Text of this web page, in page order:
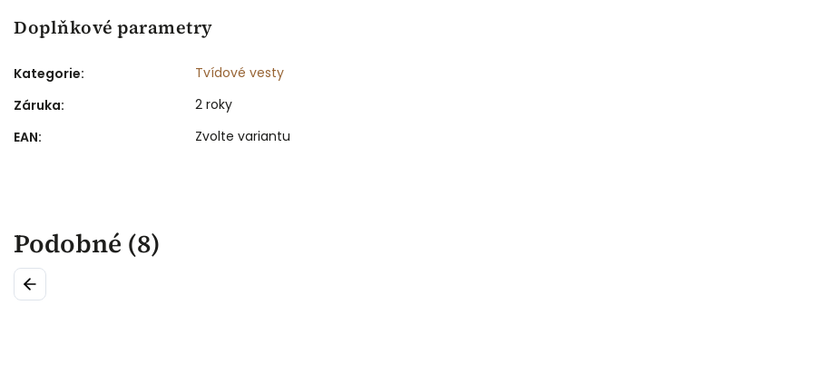
Doplňkové parametry
Kategorie:
Tvídové vesty
Záruka:
2 roky
EAN: Zvolte variantu
Podobné (8)
Previous